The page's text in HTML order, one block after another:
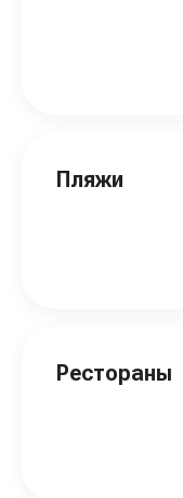
Пляжи
Рестораны